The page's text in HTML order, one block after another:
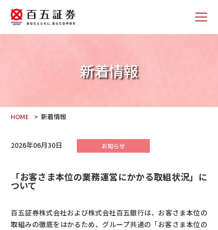
新着情報
HOME 新着情報
2026年06月30日 お知らせ
「お客さま本位の業務運営にかかる取組状況」に
ついて
百五証券株式会社および株式会社百五銀行は、お客さま本位の
取組みの徹底をはかるため、グループ共通の「お客さま本位の